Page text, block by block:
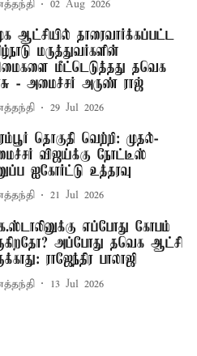
02 Aug 2026
ஆட்சியில் தாரைவார்க்கப்பட்ட
மருத்துவர்களின்
மீட்டெடுத்தது தவெக
- அமைச்சர் அருண் ராஜ்
29 Jul 2026
தொகுதி வெற்றி: முதல்-
விஜய்க்கு நோட்டீஸ்
ஐகோர்ட்டு உத்தரவு
21 Jul 2026
எப்போது கோபம்
அப்போது தவெக ஆட்சி
ராஜேந்திர பாலாஜி
13 Jul 2026